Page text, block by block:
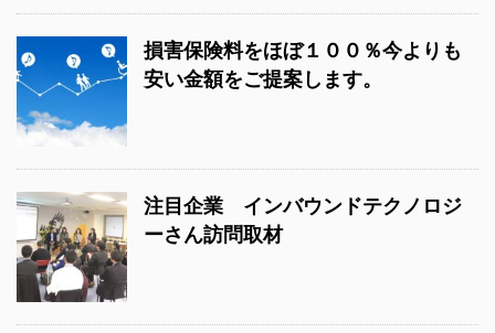
損害保険料をほぼ１００％今よりも
安い金額をご提案します。
注目企業 インバウンドテクノロジ
ーさん訪問取材